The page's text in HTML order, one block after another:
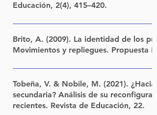
Educación, 2(4), 415–420.
LINK
Brito, A. (2009). La identidad de los
Movimientos y repliegues. Propuesta
LINK
Tobeña, V. & Nobile, M. (2021).
secundaria? Análisis de su
recientes. Revista de Educación, 22.